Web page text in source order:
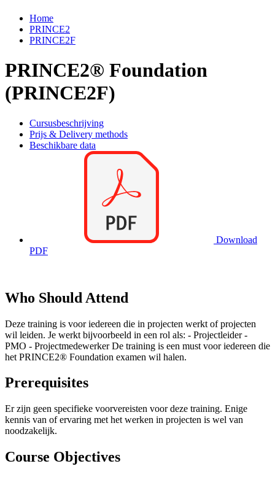
Home
PRINCE2
PRINCE2F
PRINCE2® Foundation
(PRINCE2F)
Cursusbeschrijving
Prijs & Delivery methods
Beschikbare data
Download
PDF
Who Should Attend
Deze training is voor iedereen die in projecten werkt of projecten
wil leiden. Je werkt bijvoorbeeld in een rol als: - Projectleider -
PMO - Projectmedewerker De training is een must voor iedereen die
het PRINCE2® Foundation examen wil halen.
Prerequisites
Er zijn geen specifieke voorvereisten voor deze training. Enige
kennis van of ervaring met het werken in projecten is wel van
noodzakelijk.
Course Objectives